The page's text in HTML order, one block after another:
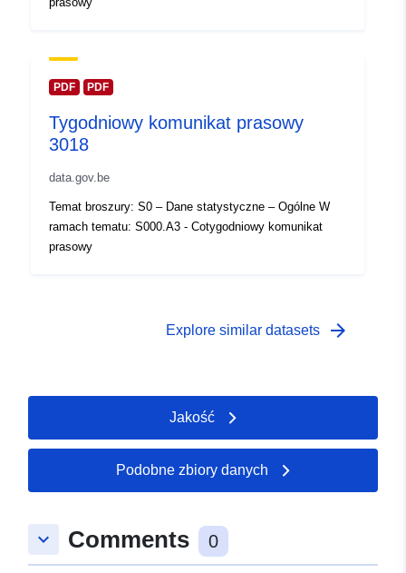
Temporal
coverage:
- 31 December 2004
PDF PDF
Tygodniowy komunikat prasowy
3018
data.gov.be
Temat broszury: S0 – Dane statystyczne – Ogólne W
ramach tematu: S000.A3 - Cotygodniowy komunikat
prasowy
Explore similar datasets arrow_forward
Jakość
Podobne zbiory danych
keyboard_arrow_down Comments 0